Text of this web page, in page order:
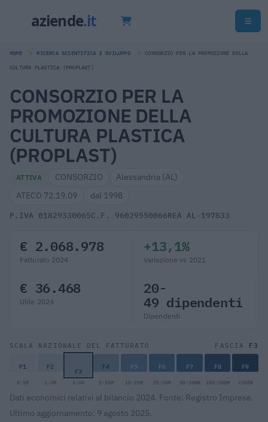
HOME RICERCA SCIENTIFICA E SVILUPPO CONSORZIO PER LA PROMOZIONE DELLA
CULTURA PLASTICA (PROPLAST)
CONSORZIO PER LA
PROMOZIONE DELLA
CULTURA PLASTICA
(PROPLAST)
ATTIVA CONSORZIO
Alessandria (AL)
ATECO 72.19.09
dal 1998
P.IVA 01829330065C.F. 96029550066REA AL-197833
€ 2.068.978
Fatturato 2024
+13,1%
Variazione vs 2021
€ 36.468
Utile 2024
20-
49 dipendenti
Dipendenti
SCALA NAZIONALE DEL FATTURATO FASCIA F3
F1 F2 F3 F4 F5 F6 F7 F8 F9
0-1M 1-2M 2-5M 5-10M 10-25M 25-50M 50-100M 100-500M >500M
Dati economici relativi al bilancio 2024. Fonte: Registro Imprese.
Ultimo aggiornamento: 9 agosto 2025.